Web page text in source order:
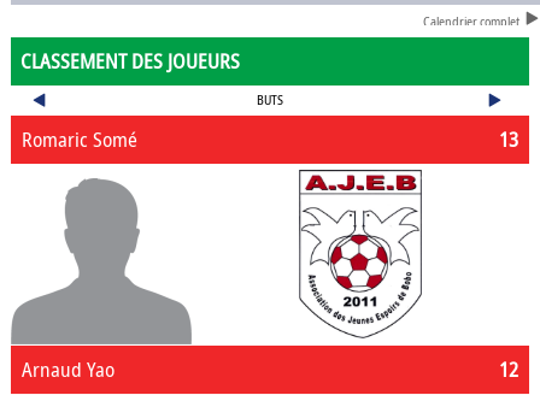
Calendrier complet
CLASSEMENT DES JOUEURS
BUTS
13
Romaric Somé
12
Arnaud Yao